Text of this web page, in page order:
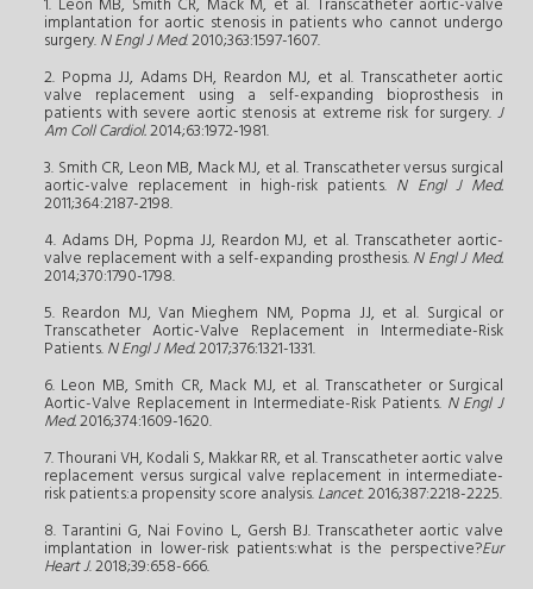
1. Leon MB, Smith CR, Mack M, et al. Transcatheter aortic-valve
implantation for aortic stenosis in patients who cannot undergo
surgery.N Engl J Med. 2010;363:1597-1607.
2. Popma JJ, Adams DH, Reardon MJ, et al. Transcatheter aortic
valve replacement using a self-expanding bioprosthesis in
patients with severe aortic stenosis at extreme risk for surgery. J
Am Coll Cardiol.2014;63:1972-1981.
3. Smith CR, Leon MB, Mack MJ, et al. Transcatheter versus surgical
aortic-valve replacement in high-risk patients. N Engl J Med.
2011;364:2187-2198.
4. Adams DH, Popma JJ, Reardon MJ, et al. Transcatheter aortic-
valve replacement with a self-expanding prosthesis.N Engl J Med.
2014;370:1790-1798.
5. Reardon MJ, Van Mieghem NM, Popma JJ, et al. Surgical or
Transcatheter Aortic-Valve Replacement in Intermediate-Risk
Patients.N Engl J Med.2017;376:1321-1331.
6. Leon MB, Smith CR, Mack MJ, et al. Transcatheter or Surgical
Aortic-Valve Replacement in Intermediate-Risk Patients. N Engl J
Med.2016;374:1609-1620.
7. Thourani VH, Kodali S, Makkar RR, et al. Transcatheter aortic valve
replacement versus surgical valve replacement in intermediate-
risk patients:a propensity score analysis.Lancet. 2016;387:2218-2225.
8. Tarantini G, Nai Fovino L, Gersh BJ. Transcatheter aortic valve
implantation in lower-risk patients:what is the perspective?Eur
Heart J. 2018;39:658-666.